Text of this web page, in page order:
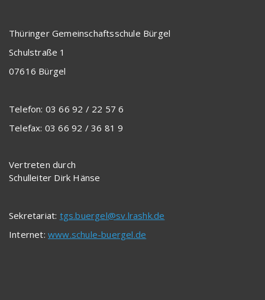
Thüringer Gemeinschaftsschule Bürgel
Schulstraße 1
07616 Bürgel
Telefon: 03 66 92 / 22 57 6
Telefax: 03 66 92 / 36 81 9
Vertreten durch
Schulleiter Dirk Hänse
Sekretariat: tgs.buergel@sv.lrashk.de
Internet: www.schule-buergel.de